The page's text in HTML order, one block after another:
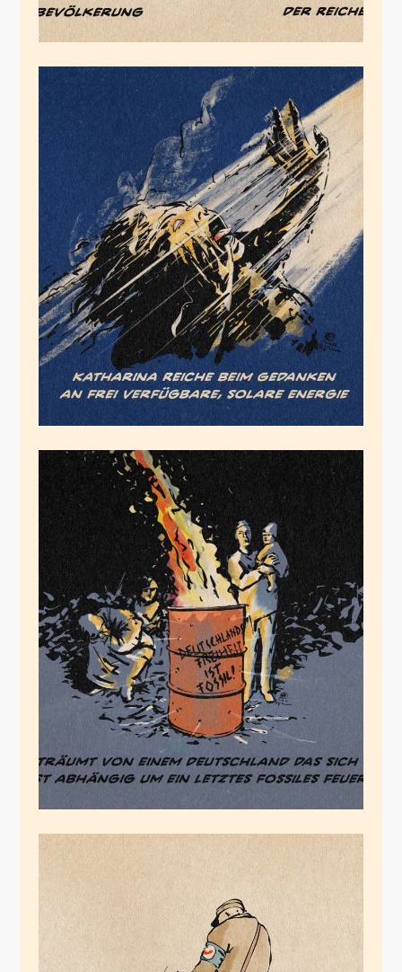
Wofür Reiche brennt
Februar 10, 2026
Reiche Zukunft
Februar 10, 2026